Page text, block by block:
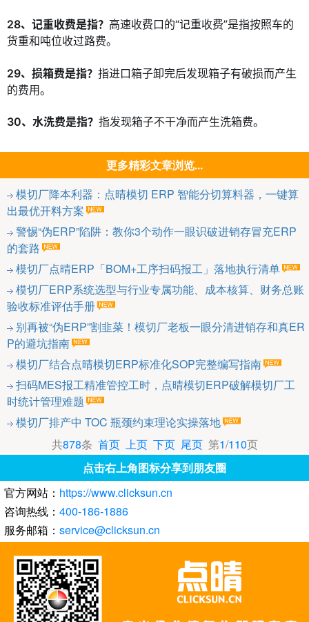
28、记重收费是指？ 高速收费口的“记重收费”是指按照车的
货重和吨位收过路费。
29、损箱费是指？ 指进口箱子卸完后发现箱子有破损而产生
的费用。
30、水洗费是指？ 指发现箱子不干净而产生洗箱费。
更多精彩文章浏览...
模切厂降本利器：点晴模切 ERP 智能分切算料器，一键算
出最优开料方案
警惕“伪ERP”陷阱：教你3个动作一眼识破进销存冒充ERP
的套路
模切厂点晴ERP「BOM+工序扫码报工」落地执行清单
模切厂ERP系统选型与行业专属功能、成本核算、财务总账
验收标准评估手册
别再被“伪ERP”割韭菜！模切厂老板一眼分清进销存和真ER
P的避坑指南
模切厂结合点晴模切ERP标准化SOP完整编写指南
扫码MES报工精准管控工时，点晴模切ERP破解模切厂工
时统计管理难题
模切厂排产中 TOC 瓶颈约束理论实操落地
共878条 首页 上页 下页 尾页第1/110页
点击右上角图标分享到朋友圈
官方网站： https://www.clicksun.cn
咨询热线： 400-186-1886
服务邮箱： service@clicksun.cn